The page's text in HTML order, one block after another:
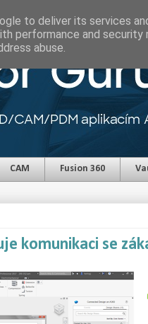
CAM Fusion 360
komunikaci se
to deliver its services
performance and
abuse.